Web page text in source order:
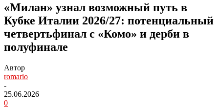
«Милан» узнал возможный путь в
Кубке Италии 2026/27: потенциальный
четвертьфинал с «Комо» и дерби в
полуфинале
Автор
romario
-
25.06.2026
0